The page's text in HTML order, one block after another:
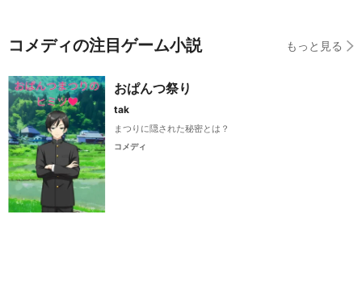
コメディの注目ゲーム小説 もっと見る
おぱんつ祭り
tak
まつりに隠された秘密とは？
コメディ